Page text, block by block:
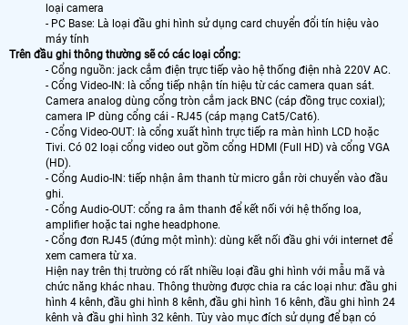
loại camera
- PC Base: Là loại đầu ghi hình sử dụng card chuyển đổi tín hiệu vào
máy tính
Trên đầu ghi thông thường sẽ có các loại cổng:
- Cổng nguồn: jack cắm điện trực tiếp vào hệ thống điện nhà 220V AC.
- Cổng Video-IN: là cổng tiếp nhận tín hiệu từ các camera quan sát.
Camera analog dùng cổng tròn cắm jack BNC (cáp đồng trục coxial);
camera IP dùng cổng cái - RJ45 (cáp mạng Cat5/Cat6).
- Cổng Video-OUT: là cổng xuất hình trực tiếp ra màn hình LCD hoặc
Tivi. Có 02 loại cổng video out gồm cổng HDMI (Full HD) và cổng VGA
(HD).
- Cổng Audio-IN: tiếp nhận âm thanh từ micro gắn rời chuyển vào đầu
ghi.
- Cổng Audio-OUT: cổng ra âm thanh để kết nối với hệ thống loa,
amplifier hoặc tai nghe headphone.
- Cổng đơn RJ45 (đứng một mình): dùng kết nối đầu ghi với internet để
xem camera từ xa.
Hiện nay trên thị trường có rất nhiều loại đầu ghi hình với mẫu mã và
chức năng khác nhau. Thông thường được chia ra các loại như: đầu ghi
hình 4 kênh, đầu ghi hình 8 kênh, đầu ghi hình 16 kênh, đầu ghi hình 24
kênh và đầu ghi hình 32 kênh. Tùy vào mục đích sử dụng để bạn có